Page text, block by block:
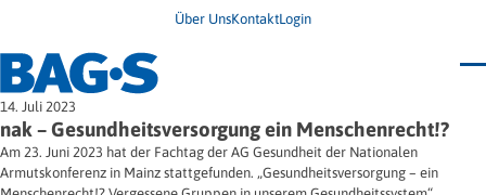
Über UnsKontaktLogin
Bundestagung 2026
Wo finde ich Hilfe?
News
Termine
Veröffentlichungen
14. Juli 2023
nak – Gesundheitsversorgung ein Menschenrecht!?
Am 23. Juni 2023 hat der Fachtag der AG Gesundheit der Nationalen
Armutskonferenz in Mainz stattgefunden. „Gesundheitsversorgung – ein